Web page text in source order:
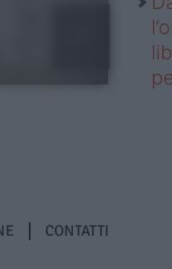
CONTATTI